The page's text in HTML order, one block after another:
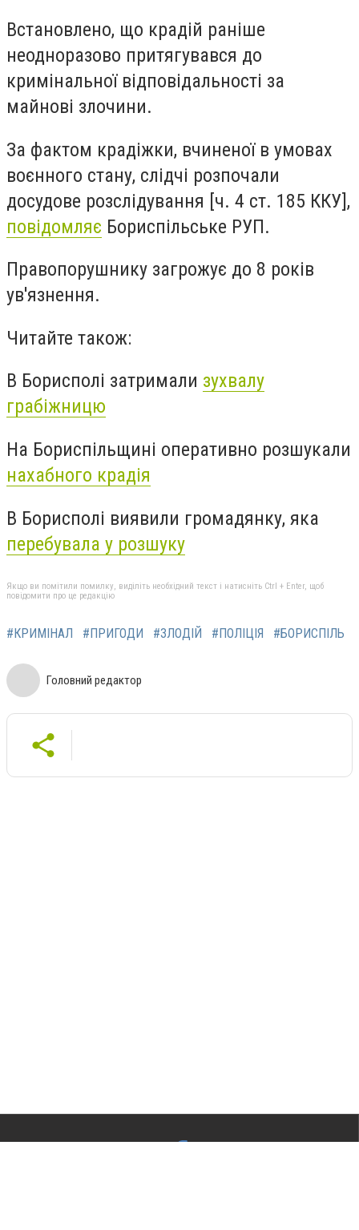
Встановлено, що крадій раніше
неодноразово притягувався до
кримінальної відповідальності за
майнові злочини.
За фактом крадіжки, вчиненої в умовах
воєнного стану, слідчі розпочали
досудове розслідування [ч. 4 ст. 185 ККУ],
повідомляє Бориспільське РУП.
Правопорушнику загрожує до 8 років
ув'язнення.
Читайте також:
В Борисполі затримали зухвалу
грабіжницю
На Бориспільщині оперативно розшукали
нахабного крадія
В Борисполі виявили громадянку, яка
перебувала у розшуку
Якщо ви помітили помилку, виділіть необхідний текст і натисніть Ctrl + Enter, щоб
повідомити про це редакцію
#КРИМІНАЛ #ПРИГОДИ #ЗЛОДІЙ #ПОЛІЦІЯ #БОРИСПІЛЬ
Головний редактор